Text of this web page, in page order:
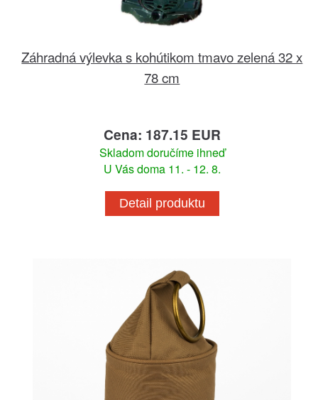
Záhradná výlevka s kohútikom tmavo zelená 32 x
78 cm
Cena: 187.15 EUR
Skladom doručíme ihneď
U Vás doma 11. - 12. 8.
Detail produktu